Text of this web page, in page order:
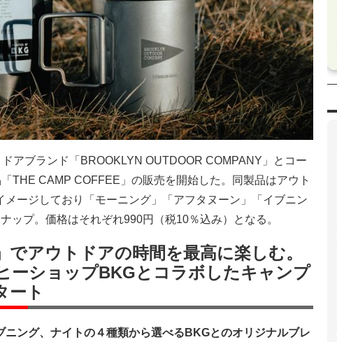
アブランド「BROOKLYN OUTDOOR COMPANY」とコー
THE CAMP COFFEE」の販売を開始した。同製品はアウト
メージしており「モーニング」「アフタヌーン」「イブニン
ップ。価格はそれぞれ990円（税10％込み）となる。
でアウトドアの時間を最高に楽しむ。
ーショップBKGとコラボしたキャンプ
ート
ニング、ナイトの４種類から選べるBKGとのオリジナルブレ